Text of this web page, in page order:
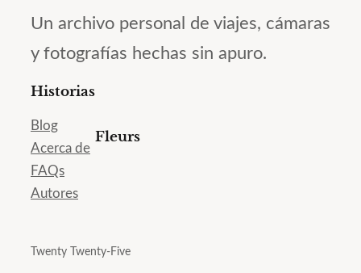
Un archivo personal de viajes, cámaras
y fotografías hechas sin apuro.
Historias
Blog
Acerca de
FAQs
Autores
Fleurs
Twenty Twenty-Five